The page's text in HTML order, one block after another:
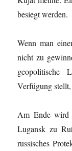
besiegt werden.
Wenn man
nicht zu
geopolitische
Verfügung
Am Ende wird
Lugansk zu
russisches